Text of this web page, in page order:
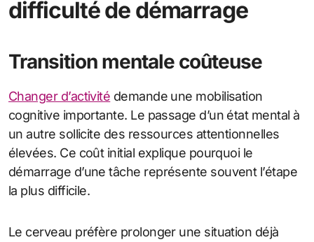
difficulté de démarrage
Transition mentale coûteuse
Changer d’activité demande une mobilisation
cognitive importante. Le passage d’un état mental à
un autre sollicite des ressources attentionnelles
élevées. Ce coût initial explique pourquoi le
démarrage d’une tâche représente souvent l’étape
la plus difficile.
Le cerveau préfère prolonger une situation déjà